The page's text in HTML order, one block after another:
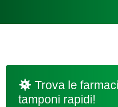
Trova le
tamponi rapidi!